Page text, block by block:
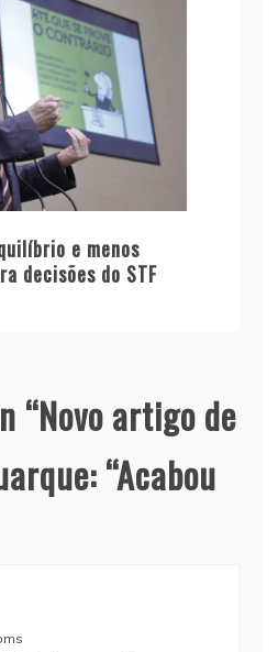
e menos
decisões do STF
“Novo artigo de
“Acabou